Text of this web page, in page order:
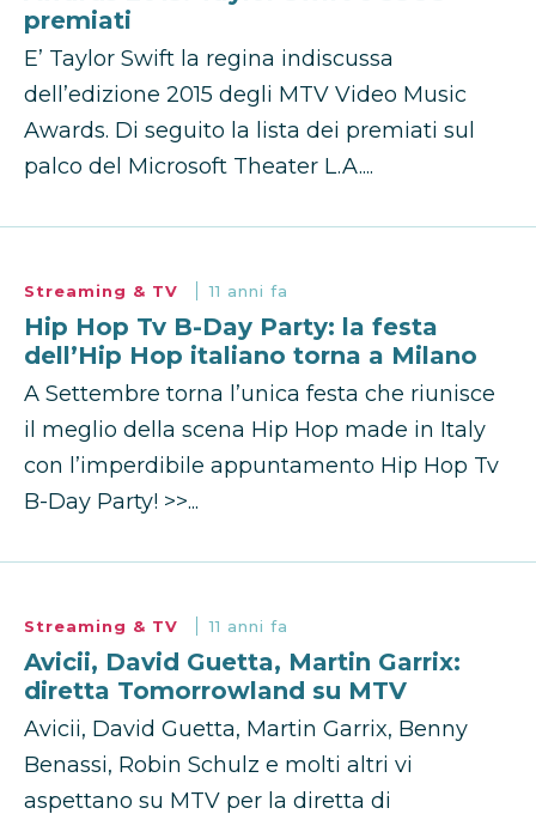
premiati
E’ Taylor Swift la regina indiscussa
dell’edizione 2015 degli MTV Video Music
Awards. Di seguito la lista dei premiati sul
palco del Microsoft Theater L.A....
Streaming & TV 11 anni fa
Hip Hop Tv B-Day Party: la festa
dell’Hip Hop italiano torna a Milano
A Settembre torna l’unica festa che riunisce
il meglio della scena Hip Hop made in Italy
con l’imperdibile appuntamento Hip Hop Tv
B-Day Party! >>...
Streaming & TV 11 anni fa
Avicii, David Guetta, Martin Garrix:
diretta Tomorrowland su MTV
Avicii, David Guetta, Martin Garrix, Benny
Benassi, Robin Schulz e molti altri vi
aspettano su MTV per la diretta di